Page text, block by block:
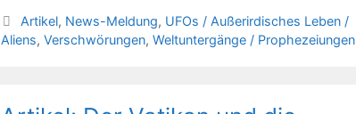
Kategorien
Artikel, News-Meldung, UFOs / Außerirdisches Leben /
Aliens, Verschwörungen, Weltuntergänge / Prophezeiungen